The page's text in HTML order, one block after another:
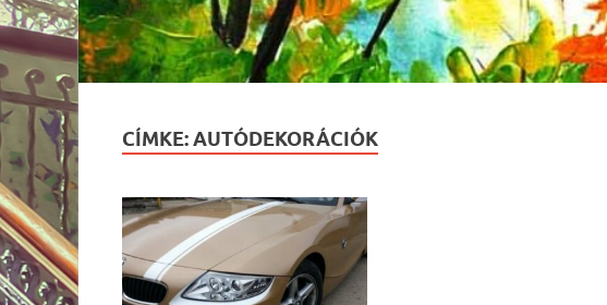
CÍMKE:AUTÓDEKORÁCIÓK